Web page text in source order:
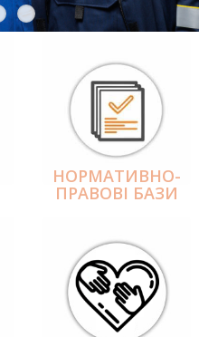
НОРМАТИВНО-
ПРАВОВІ БАЗИ